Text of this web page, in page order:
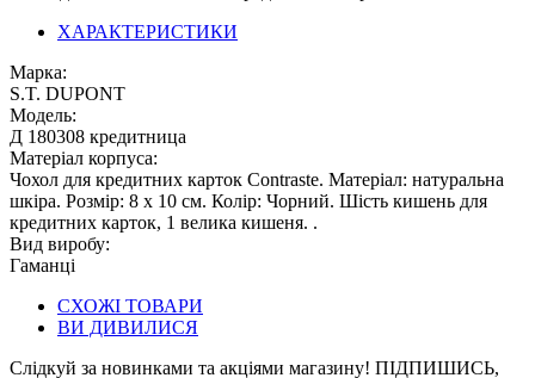
ХАРАКТЕРИСТИКИ
Марка:
S.T. DUPONT
Модель:
Д 180308 кредитница
Матеріал корпуса:
Чохол для кредитних карток Contraste. Матеріал: натуральна
шкіра. Розмір: 8 x 10 см. Колір: Чорний. Шість кишень для
кредитних карток, 1 велика кишеня. .
Вид виробу:
Гаманці
СХОЖІ ТОВАРИ
ВИ ДИВИЛИСЯ
Слідкуй за новинками та акціями магазину! ПІДПИШИСЬ,